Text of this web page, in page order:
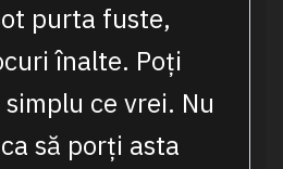
purta fuste,
înalte. Poți
ce vrei. Nu
să porți asta